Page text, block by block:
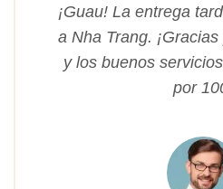
¡Guau! La entrega
a Nha Trang.
y los buenos
por